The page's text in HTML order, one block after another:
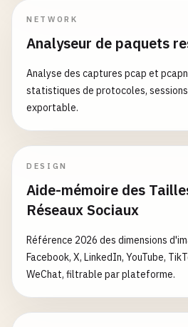
NETWORK
Analyseur de paquets
Analyse des captures pcap et
statistiques de protocoles,
exportable.
DESIGN
Aide-mémoire des
Réseaux Sociaux
Référence 2026 des dimensions
Facebook, X, LinkedIn, YouTube,
WeChat, filtrable par plateforme.